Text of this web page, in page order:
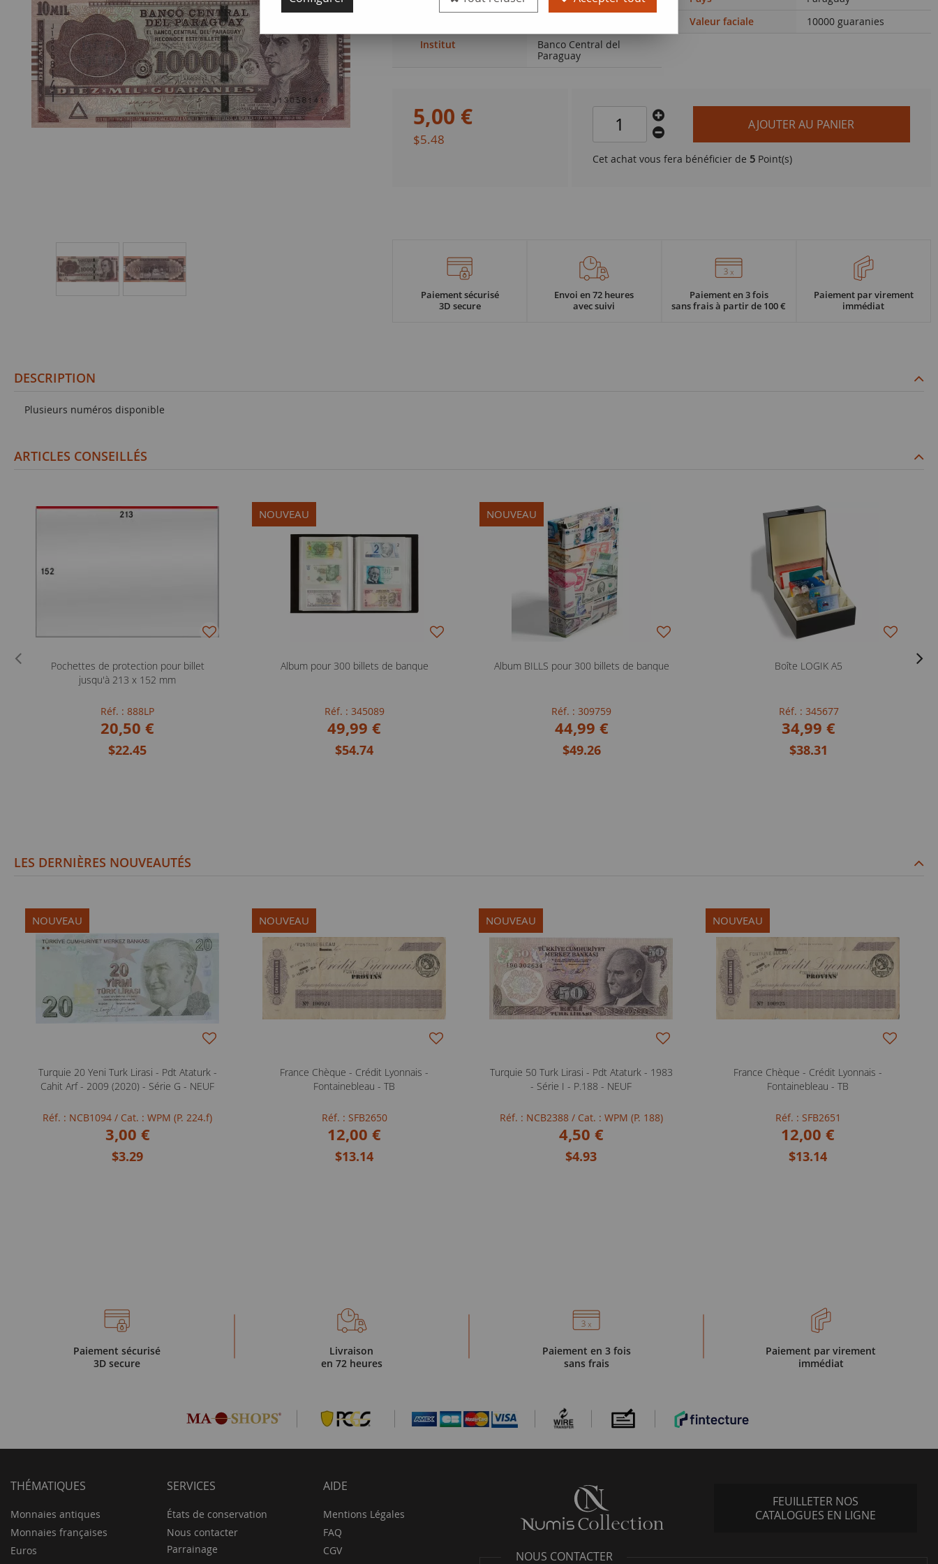
Valeur faciale
10000 guaranies
Institut
Banco Central del
Paraguay
5,00 €
$5.48
AJOUTER AU PANIER
Cet achat vous fera bénéficier de 5 Point(s)
Paiement sécurisé
3D secure
Envoi en 72 heures
avec suivi
Paiement en 3 fois
sans frais à partir de 100 €
Paiement par virement
immédiat
DESCRIPTION
Plusieurs numéros disponible
ARTICLES CONSEILLÉS
Pochettes de protection pour billet
jusqu'à 213 x 152 mm
Réf. : 888LP
20,50 €
$22.45
NOUVEAU
Album pour 300 billets de banque
Réf. : 345089
49,99 €
$54.74
NOUVEAU
Album BILLS pour 300 billets de banque
Réf. : 309759
44,99 €
$49.26
Boîte LOGIK A5
Réf. : 345677
34,99 €
$38.31
LES DERNIÈRES NOUVEAUTÉS
NOUVEAU
Turquie 20 Yeni Turk Lirasi - Pdt Ataturk -
Cahit Arf - 2009 (2020) - Série G - NEUF
Réf. : NCB1094 / Cat. : WPM (P. 224.f)
3,00 €
$3.29
NOUVEAU
France Chèque - Crédit Lyonnais -
Fontainebleau - TB
Réf. : SFB2650
12,00 €
$13.14
NOUVEAU
Turquie 50 Turk Lirasi - Pdt Ataturk - 1983
- Série I - P.188 - NEUF
Réf. : NCB2388 / Cat. : WPM (P. 188)
4,50 €
$4.93
NOUVEAU
France Chèque - Crédit Lyonnais -
Fontainebleau - TB
Réf. : SFB2651
12,00 €
$13.14
Paiement sécurisé
3D secure
Livraison
en 72 heures
Paiement en 3 fois
sans frais
Paiement par virement
immédiat
THÉMATIQUES
Monnaies antiques
Monnaies françaises
Euros
SERVICES
États de conservation
Nous contacter
Parrainage
AIDE
Mentions Légales
FAQ
CGV
FEUILLETER NOS
CATALOGUES EN LIGNE
NOUS CONTACTER